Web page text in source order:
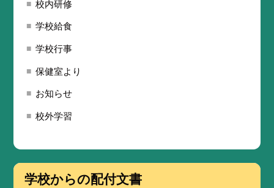
校内研修
学校給食
学校行事
保健室より
お知らせ
校外学習
学校からの配付文書